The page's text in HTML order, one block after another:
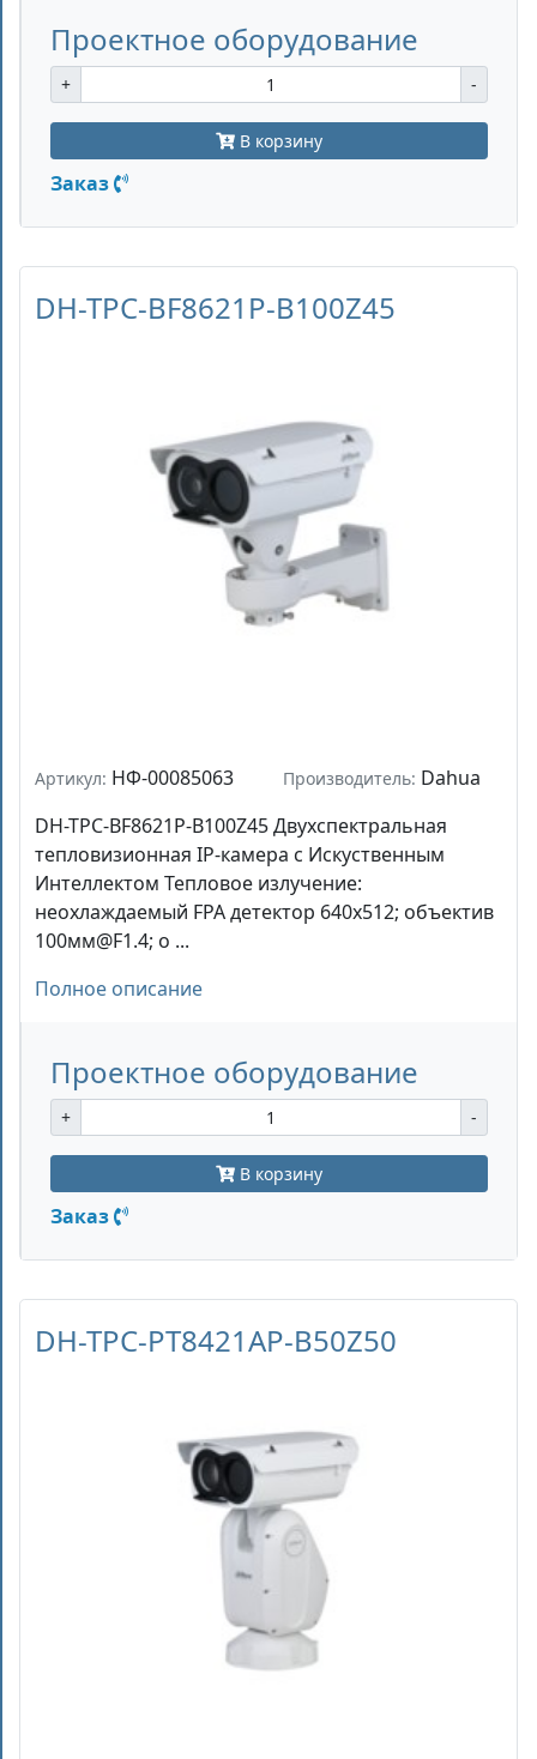
Проектное оборудование
+ -
В корзину
Заказ
DH-TPC-BF8621P-B100Z45
Артикул: НФ-00085063 Производитель: Dahua
DH-TPC-BF8621P-B100Z45 Двухспектральная
тепловизионная IP-камера с Искуственным
Интеллектом Тепловое излучение:
неохлаждаемый FPA детектор 640x512; объектив
100мм@F1.4; о ...
Полное описание
Проектное оборудование
+ -
В корзину
Заказ
DH-TPC-PT8421AP-B50Z50